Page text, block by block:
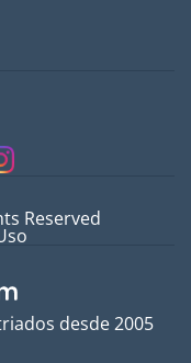
desde 2005
Reserved